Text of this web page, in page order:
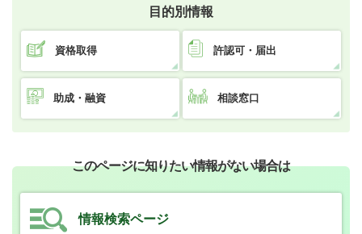
目的別情報
資格取得 許認可・届出
助成・融資 相談窓口
このページに知りたい情報がない場合は
情報検索ページ